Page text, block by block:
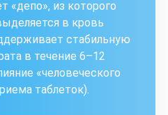
«депо», из которого
в кровь
стабильную
в течение 6–12
«человеческого
таблеток).